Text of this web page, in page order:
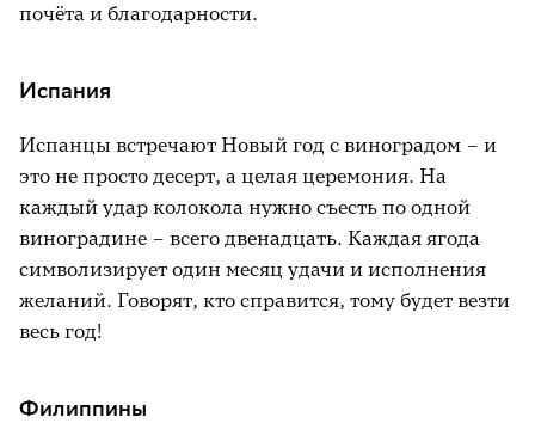
почёта и благодарности.
Испания
Испанцы встречают Новый год с виноградом – и
это не просто десерт, а целая церемония. На
каждый удар колокола нужно съесть по одной
виноградине – всего двенадцать. Каждая ягода
символизирует один месяц удачи и исполнения
желаний. Говорят, кто справится, тому будет везти
весь год!
Филиппины